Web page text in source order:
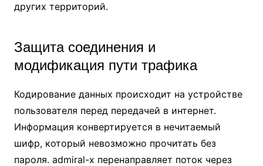
других территорий.
Защита соединения и
модификация пути трафика
Кодирование данных происходит на устройстве
пользователя перед передачей в интернет.
Информация конвертируется в нечитаемый
шифр, который невозможно прочитать без
пароля. admiral-x перенаправляет поток через